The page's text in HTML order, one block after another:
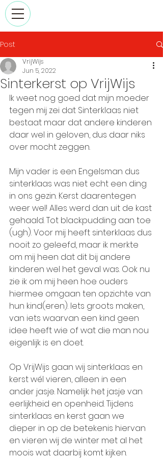
Post
Sinterkerst op VrijWijs
VrijWijs
Jun 5, 2022
Ik weet nog goed dat mijn moeder
tegen mij zei dat Sinterklaas niet
bestaat maar dat andere kinderen
daar wel in geloven, dus daar niks
over mocht zeggen.
Mijn vader is een Engelsman dus
sinterklaas was niet echt een ding
in ons gezin. Kerst daarentegen
weer wel! Alles werd dan uit de kast
gehaald. Tot blackpudding aan toe
(ugh). Voor mij heeft sinterklaas dus
nooit zo geleefd, maar ik merkte
om mij heen dat dit bij andere
kinderen wel het geval was. Ook nu
zie ik om mij heen hoe ouders
hiermee omgaan ten opzichte van
hun kind(eren). Iets groots maken,
van iets waarvan een kind geen
idee heeft wie of wat die man nou
eigenlijk is en doet.
Op VrijWijs gaan wij sinterklaas en
kerst wél vieren, alleen in een
ander jasje. Namelijk het jasje van
eerlijkheid en openheid. Tijdens
sinterklaas en kerst gaan we
dieper in op de betekenis hiervan
en vieren wij de winter met al het
moois wat daarbij komt kijken.